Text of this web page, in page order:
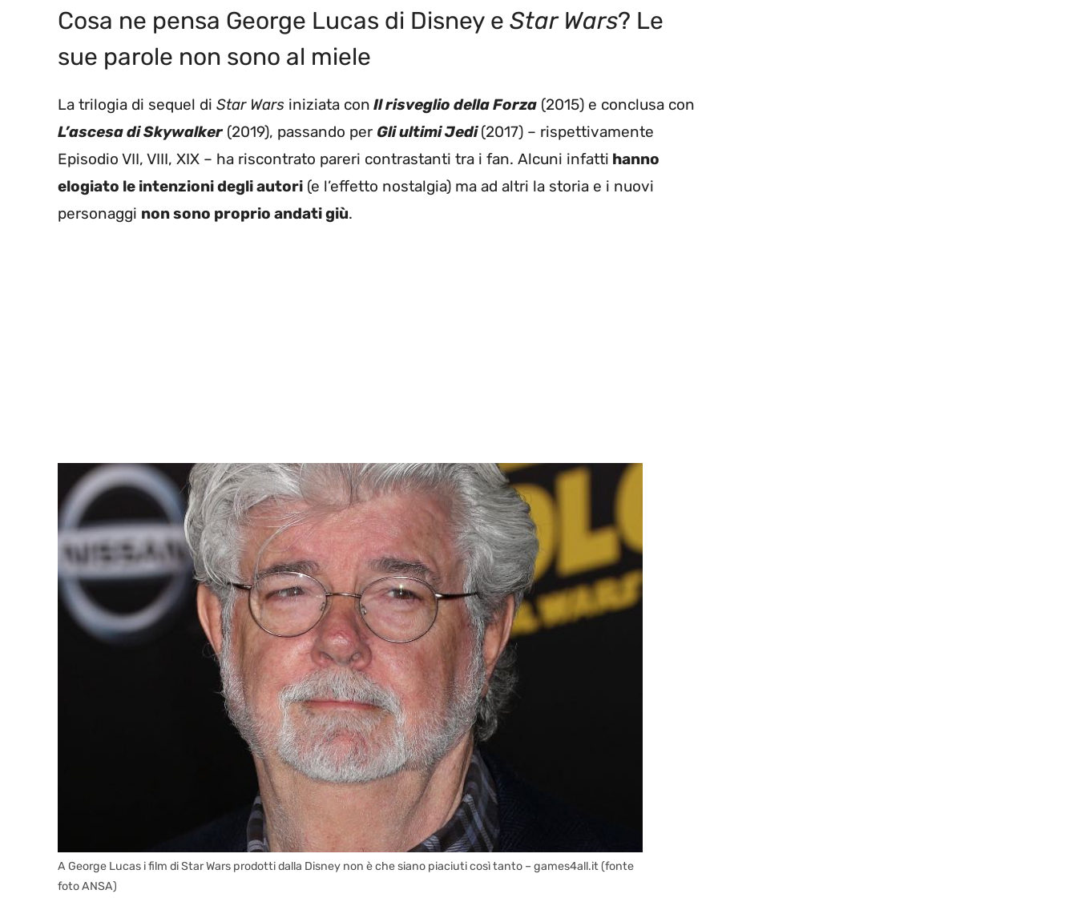
Cosa ne pensa George Lucas di Disney e Star Wars? Le
sue parole non sono al miele
La trilogia di sequel di Star Wars iniziata con Il risveglio della Forza (2015) e conclusa con
L’ascesa di Skywalker(2019), passando per Gli ultimi Jedi (2017) – rispettivamente
Episodio VII, VIII, XIX – ha riscontrato pareri contrastanti tra i fan. Alcuni infatti hanno
elogiato le intenzioni degli autori (e l’effetto nostalgia) ma ad altri la storia e i nuovi
personaggi non sono proprio andati giù.
A George Lucas i film di Star Wars prodotti dalla Disney non è che siano piaciuti così tanto – games4all.it (fonte
foto ANSA)